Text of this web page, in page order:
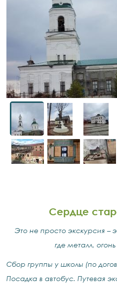
Сердце
Это не просто экскурсия –
где металл,
Сбор группы у школы (по
Посадка в автобус. Путевая